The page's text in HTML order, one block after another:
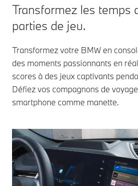
Transformez les temps
parties de jeu.
Transformez votre BMW en
des moments passionnants en
scores à des jeux captivants
Défiez vos compagnons de
smartphone comme manette.